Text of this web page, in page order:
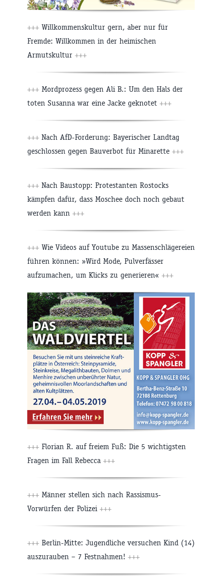
+++ Willkommenskultur gern, aber nur für
Fremde: Willkommen in der heimischen
Armutskultur +++
+++ Mordprozess gegen Ali B.: Um den Hals der
toten Susanna war eine Jacke geknotet +++
+++ Nach AfD-Forderung: Bayerischer Landtag
geschlossen gegen Bauverbot für Minarette +++
+++ Nach Baustopp: Protestanten Rostocks
kämpfen dafür, dass Moschee doch noch gebaut
werden kann +++
+++ Wie Videos auf Youtube zu Massenschlägereien
führen können: »Wird Mode, Pulverfässer
aufzumachen, um Klicks zu generieren« +++
+++ Florian R. auf freiem Fuß: Die 5 wichtigsten
Fragen im Fall Rebecca +++
+++ Männer stellen sich nach Rassismus-
Vorwürfen der Polizei +++
+++ Berlin-Mitte: Jugendliche versuchen Kind (14)
auszurauben – 7 Festnahmen! +++